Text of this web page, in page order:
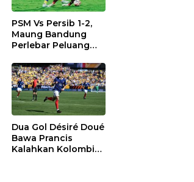
PSM Vs Persib 1-2,
Maung Bandung
Perlebar Peluang
League
Dua Gol Désiré Doué
Bawa Prancis
Kalahkan Kolombia